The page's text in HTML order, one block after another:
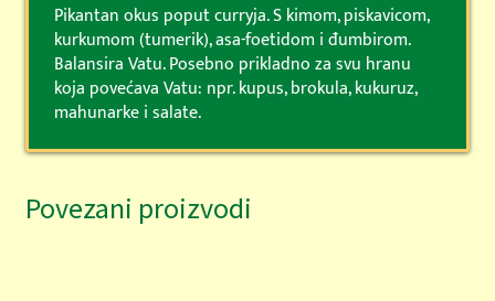
Pikantan okus poput curryja. S kimom, piskavicom,
kurkumom (tumerik), asa-foetidom i đumbirom.
Balansira Vatu. Posebno prikladno za svu hranu
koja povećava Vatu: npr. kupus, brokula, kukuruz,
mahunarke i salate.
Povezani proizvodi